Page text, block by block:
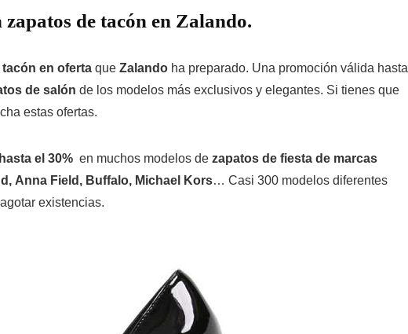
de tacón en Zalando.
en oferta que Zalando ha preparado. Una promoción válida hasta
de salón de los modelos más exclusivos y elegantes. Si tienes que
estas ofertas.
el 30% en muchos modelos de zapatos de fiesta de marcas
Anna Field, Buffalo, Michael Kors… Casi 300 modelos diferentes
existencias.